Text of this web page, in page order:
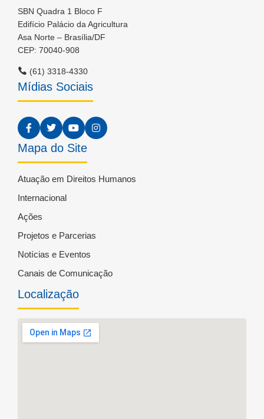
SBN Quadra 1 Bloco F
Edifício Palácio da Agricultura
Asa Norte – Brasília/DF
CEP: 70040-908
(61) 3318-4330
Mídias Sociais
Mapa do Site
Atuação em Direitos Humanos
Internacional
Ações
Projetos e Parcerias
Notícias e Eventos
Canais de Comunicação
Localização